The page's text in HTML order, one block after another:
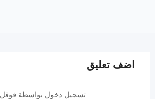
اضف تعليق
تسجيل دخول بواسطة قوقل